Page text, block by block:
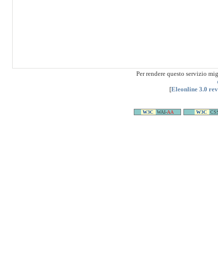
Per rendere questo servizio
[Eleonline 3.0
W3C WAI-AA W3C